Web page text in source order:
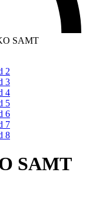
SAMT
SAMT